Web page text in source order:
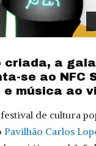
criada, a
se ao NFC
música ao
de cultura
Pavilhão Carlos